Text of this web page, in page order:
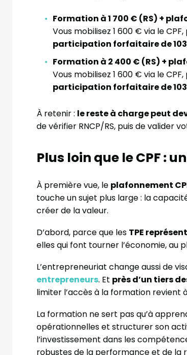
Formation à 1 700 € (RS) +
Vous mobilisez 1 600 € via le
participation forfaitaire de
Formation à 2 400 € (RS) +
Vous mobilisez 1 600 € via le
participation forfaitaire de
À retenir : le reste à charge peut
de vérifier RNCP/RS, puis de valider
Plus loin que le CPF :
À première vue, le plafonnement
touche un sujet plus large : la
créer de la valeur.
D’abord, parce que les TPE
elles qui font tourner l’économie, au
L’entrepreneuriat change aussi de
entrepreneurs. Et près d’un tiers
limiter l’accès à la formation revient
La formation ne sert pas qu’à
opérationnelles et structurer son
l’investissement dans les
robustes de la performance et de la